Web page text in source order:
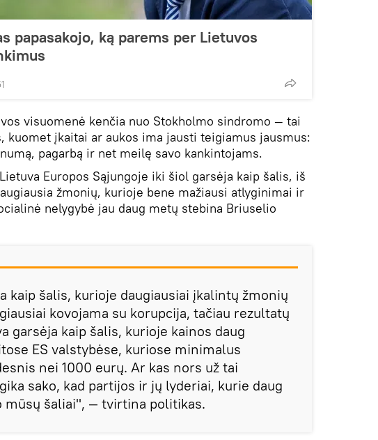
papasakojo, ką parems per Lietuvos
visuomenė kenčia nuo Stokholmo sindromo — tai
kuomet įkaitai ar aukos ima jausti teigiamus jausmus:
pagarbą ir net meilę savo kankintojams.
Europos Sąjungoje iki šiol garsėja kaip šalis, iš
žmonių, kurioje bene mažiausi atlyginimai ir
nelygybė jau daug metų stebina Briuselio
kaip šalis, kurioje daugiausiai įkalintų žmonių
kovojama su korupcija, tačiau rezultatų
garsėja kaip šalis, kurioje kainos daug
ES valstybėse, kuriose minimalus
nei 1000 eurų. Ar kas nors už tai
sako, kad partijos ir jų lyderiai, kurie daug
mūsų šaliai", — tvirtina politikas.